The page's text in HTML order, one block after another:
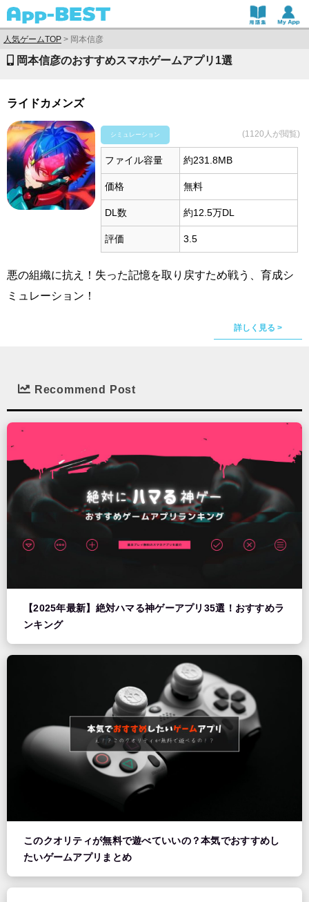
人気ゲームTOP > 岡本信彦
岡本信彦のおすすめスマホゲームアプリ1選
ライドカメンズ
シミュレーション (1120人が閲覧)
ファイル容量 約231.8MB
価格 無料
DL数 約12.5万DL
評価 3.5
悪の組織に抗え！失った記憶を取り戻すため戦う、育成シ
ミュレーション！
詳しく見る >
Recommend Post
【2025年最新】絶対ハマる神ゲーアプリ35選！おすすめラ
ンキング
このクオリティが無料で遊べていいの？本気でおすすめし
たいゲームアプリまとめ